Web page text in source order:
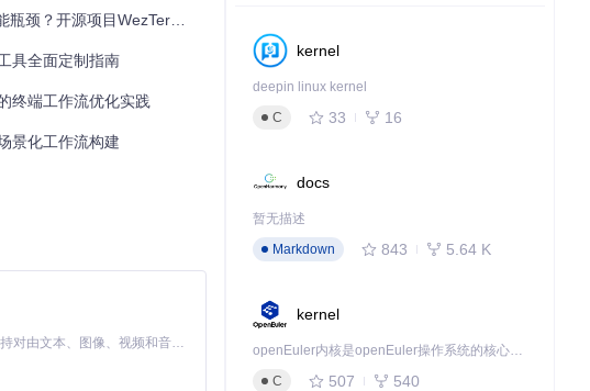
基础配置示例：
项目WezTerm的颠覆性创新
具全面定制指南
终端工作流优化实践
景化工作流构建
MiniMax H3 是一个通用的全模态生成系统。它支持对由文本、图像、视频和音频组成的多模态上下文进行统一理解，并能生成分辨率高达 2K、时长可达 15 秒的带原生立体声音频的视频。得益于面向任务泛化的系统设计，H3 在预训练阶段就已具备广泛的多模态上下文理解与生成能力，能够出色地执行复杂的多模态指令。
kernel
deepin linux kernel
C
33 16
docs
暂无描述
Markdown
843 5.64 K
kernel
openEuler内核是openEuler操作系统的核心，既是系统性能与稳定性的基石，也是连接处理器、设备与服务的桥梁。
C
507 540